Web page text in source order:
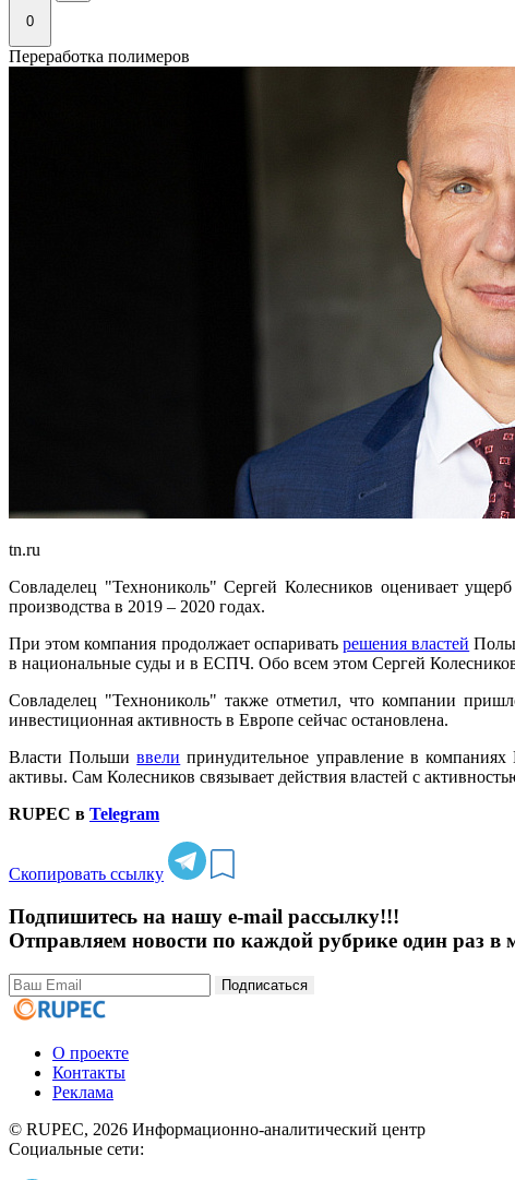
0
tn.ru
Совладелец "Технониколь" Сергей Колесников оценивает
производства в 2019 – 2020 годах.
При этом компания продолжает оспаривать решения властей
в национальные суды и в ЕСПЧ. Обо всем этом Сергей Колесников
Совладелец "Технониколь" также отметил, что компании
инвестиционная активность в Европе сейчас остановлена.
Власти Польшиввели принудительное управление в
активы. Сам Колесников связывает действия властей с
RUPEC в Telegram
Скопировать ссылку
Подпишитесь на нашу e-mail рассылку!!!
Отправляем новости по каждой рубрике один раз в
Подписаться
О проекте
Контакты
Реклама
© RUPEC, 2026 Информационно-аналитический центр
Социальные сети: